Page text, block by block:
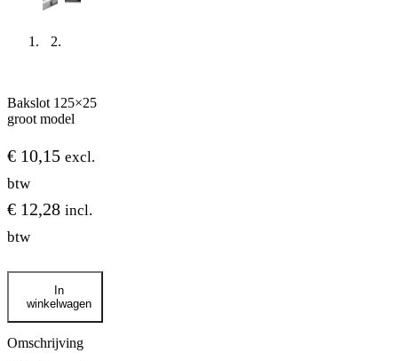
Bakslot 125×25
groot model
€ 10,15 excl.
btw
€ 12,28 incl.
btw
Bakslot
groot
model
aantal
In
winkelwagen
Omschrijving